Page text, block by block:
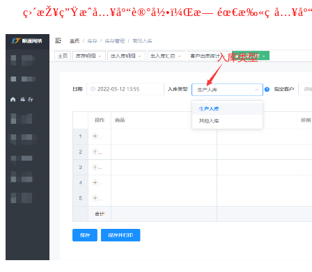
ç›´æŽ¥ç”Ÿæˆå…¥åº“è®°å½•ï¼Œæ— éœ€æ‰«ç